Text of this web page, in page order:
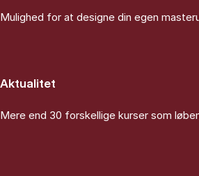
Mulighed for at designe din egen
Aktualitet
Mere end 30 forskellige kurser som